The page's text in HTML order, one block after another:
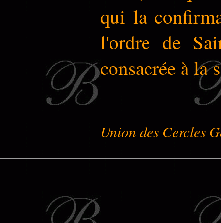
qui la
l'ordre de
consacrée à la
Union des Cercles